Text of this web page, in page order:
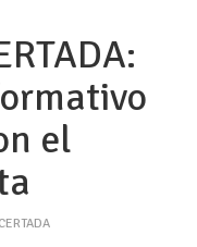
el